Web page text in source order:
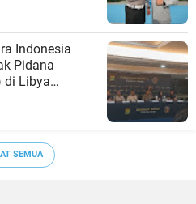
Indonesia
Pidana
di Libya
Mereka
SEMUA